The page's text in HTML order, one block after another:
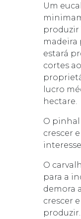
Um
produzir
madeira
estará
cortes
lucro
hectare.
O pinhal
crescer
O
para a
demora
crescer
produzir.